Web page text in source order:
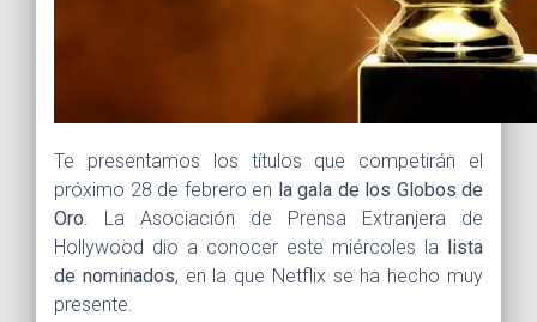
Te presentamos los títulos que competirán el
próximo 28 de febrero en la gala de los Globos de
Oro. La Asociación de Prensa Extranjera de
Hollywood dio a conocer este miércoles la
lista
de nominados, en la que Netflix se ha hecho muy
presente.